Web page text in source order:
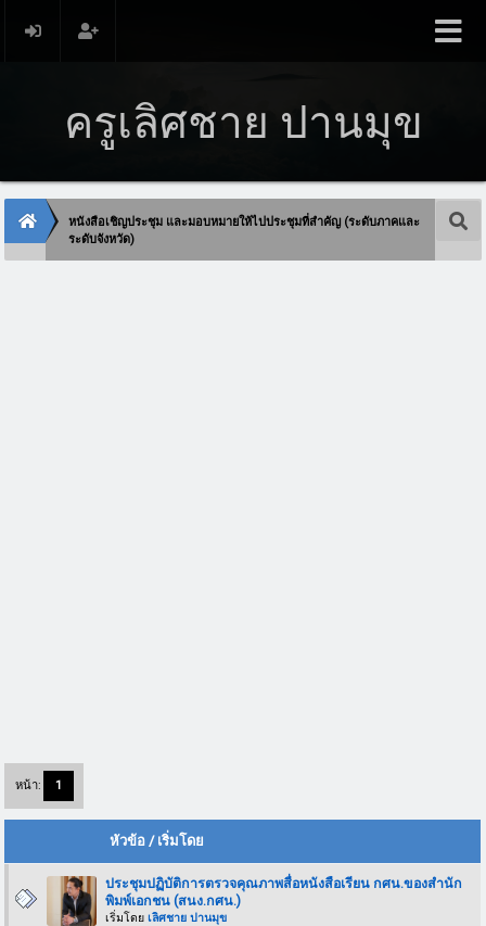
ครูเลิศชาย ปานมุข
หนังสือเชิญประชุม และมอบหมายให้ไปประชุมที่สำคัญ (ระดับภาคและ
ระดับจังหวัด)
หน้า: 1
หัวข้อ/ เริ่มโดย
ประชุมปฏิบัติการตรวจคุณภาพสื่อหนังสือเรียน กศน.ของสำนัก
พิมพ์เอกชน (สนง.กศน.)
เริ่มโดยเลิศชาย ปานมุข